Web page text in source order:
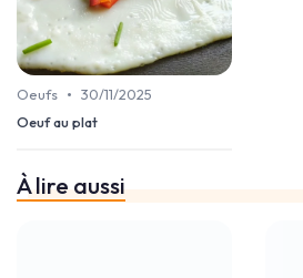
Oeufs • 30/11/2025
Oeuf au plat
À lire aussi